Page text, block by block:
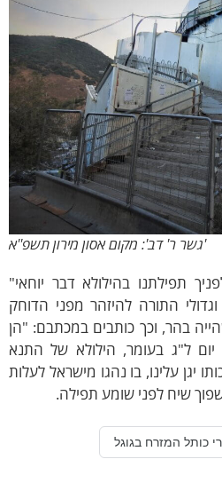
'גשר ר' דב': מקום אסון מירון תשפ''א
תפילתנו בהילולא דבר יוחאי"
התורה להיזהר מפני הדוחק
בהר, וכך כותבים במכתבם: "הן
ל"ג בעומר, הילולא של התנא
יגן עלינו, בו נהגו מישראל לעלות
שיח לפני שומע תפילה.
המזרח בגוגל